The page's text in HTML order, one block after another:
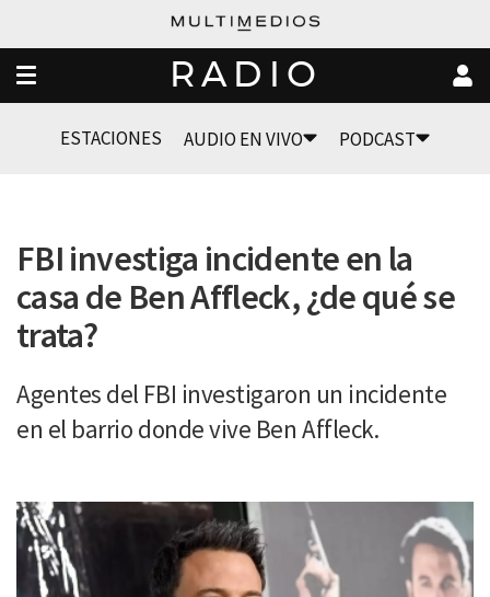
RADIO
ESTACIONES AUDIO EN VIVO PODCAST
FBI investiga incidente en la
casa de Ben Affleck, ¿de qué se
trata?
Agentes del FBI investigaron un incidente
en el barrio donde vive Ben Affleck.